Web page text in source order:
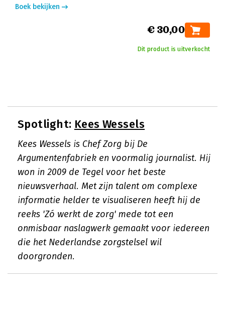
Boek bekijken
€ 30,00
Dit product is uitverkocht
Spotlight: Kees Wessels
Kees Wessels is Chef Zorg bij De
Argumentenfabriek en voormalig journalist. Hij
won in 2009 de Tegel voor het beste
nieuwsverhaal. Met zijn talent om complexe
informatie helder te visualiseren heeft hij de
reeks 'Zó werkt de zorg' mede tot een
onmisbaar naslagwerk gemaakt voor iedereen
die het Nederlandse zorgstelsel wil
doorgronden.